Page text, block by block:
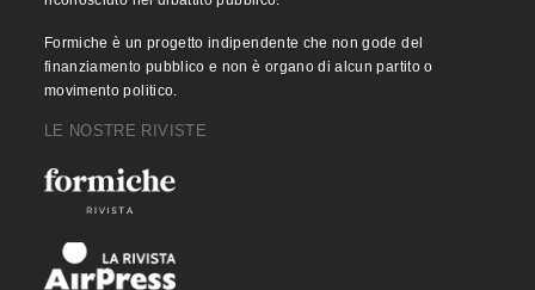
Formiche è un progetto indipendente che non gode del
finanziamento pubblico e non è organo di alcun partito o
movimento politico.
LE NOSTRE RIVISTE